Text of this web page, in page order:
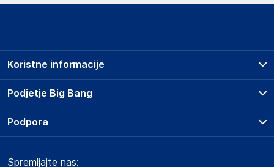
Podjetje Big Bang
O podjetju
Koristne informacije
Prodajna mesta
Storitve
Dostava, vnos in odvoz
Podpora
Marketplace
Spremljajte nas: